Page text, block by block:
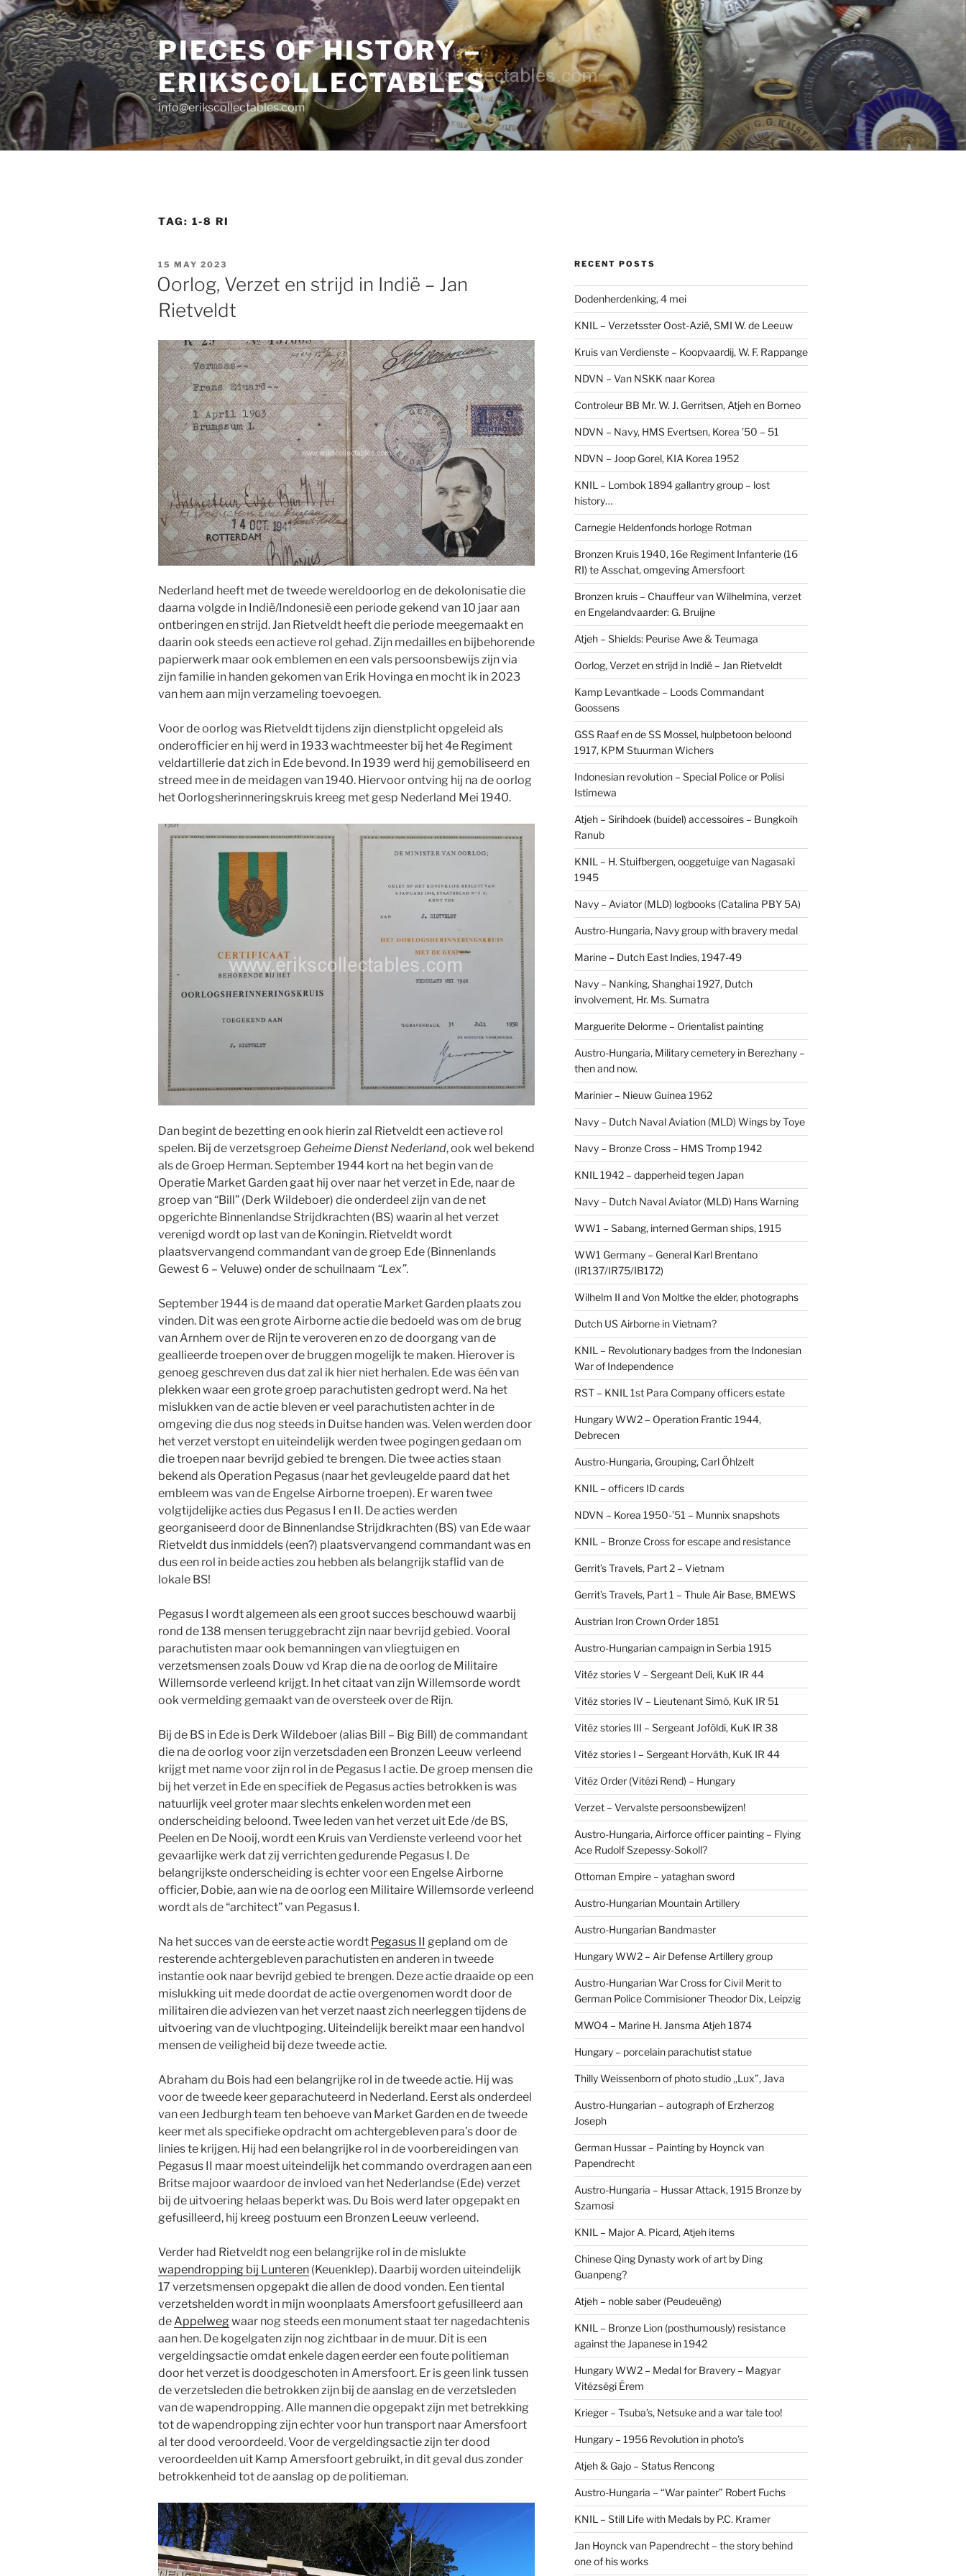
Skip
to
content
PIECES OF HISTORY –
ERIKSCOLLECTABLES
info@erikscollectables.com
TAG: 1-8 RI
POSTED
ON
15 MAY 2023
Oorlog, Verzet en strijd in Indië – Jan
Rietveldt
Nederland heeft met de tweede wereldoorlog en de dekolonisatie die
daarna volgde in Indië/Indonesië een periode gekend van 10 jaar aan
ontberingen en strijd. Jan Rietveldt heeft die periode meegemaakt en
daarin ook steeds een actieve rol gehad. Zijn medailles en bijbehorende
papierwerk maar ook emblemen en een vals persoonsbewijs zijn via
zijn familie in handen gekomen van Erik Hovinga en mocht ik in 2023
van hem aan mijn verzameling toevoegen.
Voor de oorlog was Rietveldt tijdens zijn dienstplicht opgeleid als
onderofficier en hij werd in 1933 wachtmeester bij het 4e Regiment
veldartillerie dat zich in Ede bevond. In 1939 werd hij gemobiliseerd en
streed mee in de meidagen van 1940. Hiervoor ontving hij na de oorlog
het Oorlogsherinneringskruis kreeg met gesp Nederland Mei 1940.
Dan begint de bezetting en ook hierin zal Rietveldt een actieve rol
spelen. Bij de verzetsgroep Geheime Dienst Nederland, ook wel bekend
als de Groep Herman. September 1944 kort na het begin van de
Operatie Market Garden gaat hij over naar het verzet in Ede, naar de
groep van “Bill” (Derk Wildeboer) die onderdeel zijn van de net
opgerichte Binnenlandse Strijdkrachten (BS) waarin al het verzet
verenigd wordt op last van de Koningin. Rietveldt wordt
plaatsvervangend commandant van de groep Ede (Binnenlands
Gewest 6 – Veluwe) onder de schuilnaam “Lex”.
September 1944 is de maand dat operatie Market Garden plaats zou
vinden. Dit was een grote Airborne actie die bedoeld was om de brug
van Arnhem over de Rijn te veroveren en zo de doorgang van de
geallieerde troepen over de bruggen mogelijk te maken. Hierover is
genoeg geschreven dus dat zal ik hier niet herhalen. Ede was één van
plekken waar een grote groep parachutisten gedropt werd. Na het
mislukken van de actie bleven er veel parachutisten achter in de
omgeving die dus nog steeds in Duitse handen was. Velen werden door
het verzet verstopt en uiteindelijk werden twee pogingen gedaan om
die troepen naar bevrijd gebied te brengen. Die twee acties staan
bekend als Operation Pegasus (naar het gevleugelde paard dat het
embleem was van de Engelse Airborne troepen). Er waren twee
volgtijdelijke acties dus Pegasus I en II. De acties werden
georganiseerd door de Binnenlandse Strijdkrachten (BS) van Ede waar
Rietveldt dus inmiddels (een?) plaatsvervangend commandant was en
dus een rol in beide acties zou hebben als belangrijk staflid van de
lokale BS!
Pegasus I wordt algemeen als een groot succes beschouwd waarbij
rond de 138 mensen teruggebracht zijn naar bevrijd gebied. Vooral
parachutisten maar ook bemanningen van vliegtuigen en
verzetsmensen zoals Douw vd Krap die na de oorlog de Militaire
Willemsorde verleend krijgt. In het citaat van zijn Willemsorde wordt
ook vermelding gemaakt van de oversteek over de Rijn.
Bij de BS in Ede is Derk Wildeboer (alias Bill – Big Bill) de commandant
die na de oorlog voor zijn verzetsdaden een Bronzen Leeuw verleend
krijgt met name voor zijn rol in de Pegasus I actie. De groep mensen die
bij het verzet in Ede en specifiek de Pegasus acties betrokken is was
natuurlijk veel groter maar slechts enkelen worden met een
onderscheiding beloond. Twee leden van het verzet uit Ede /de BS,
Peelen en De Nooij, wordt een Kruis van Verdienste verleend voor het
gevaarlijke werk dat zij verrichten gedurende Pegasus I. De
belangrijkste onderscheiding is echter voor een Engelse Airborne
officier, Dobie, aan wie na de oorlog een Militaire Willemsorde verleend
wordt als de “architect” van Pegasus I.
Na het succes van de eerste actie wordt Pegasus II gepland om de
resterende achtergebleven parachutisten en anderen in tweede
instantie ook naar bevrijd gebied te brengen. Deze actie draaide op een
mislukking uit mede doordat de actie overgenomen wordt door de
militairen die adviezen van het verzet naast zich neerleggen tijdens de
uitvoering van de vluchtpoging. Uiteindelijk bereikt maar een handvol
mensen de veiligheid bij deze tweede actie.
Abraham du Bois had een belangrijke rol in de tweede actie. Hij was
voor de tweede keer geparachuteerd in Nederland. Eerst als onderdeel
van een Jedburgh team ten behoeve van Market Garden en de tweede
keer met als specifieke opdracht om achtergebleven para’s door de
linies te krijgen. Hij had een belangrijke rol in de voorbereidingen van
Pegasus II maar moest uiteindelijk het commando overdragen aan een
Britse majoor waardoor de invloed van het Nederlandse (Ede) verzet
bij de uitvoering helaas beperkt was. Du Bois werd later opgepakt en
gefusilleerd, hij kreeg postuum een Bronzen Leeuw verleend.
Verder had Rietveldt nog een belangrijke rol in de mislukte
wapendropping bij Lunteren (Keuenklep). Daarbij worden uiteindelijk
17 verzetsmensen opgepakt die allen de dood vonden. Een tiental
verzetshelden wordt in mijn woonplaats Amersfoort gefusilleerd aan
deAppelwegwaar nog steeds een monument staat ter nagedachtenis
aan hen. De kogelgaten zijn nog zichtbaar in de muur. Dit is een
vergeldingsactie omdat enkele dagen eerder een foute politieman
door het verzet is doodgeschoten in Amersfoort. Er is geen link tussen
de verzetsleden die betrokken zijn bij de aanslag en de verzetsleden
van de wapendropping. Alle mannen die opgepakt zijn met betrekking
tot de wapendropping zijn echter voor hun transport naar Amersfoort
al ter dood veroordeeld. Voor de vergeldingsactie zijn ter dood
veroordeelden uit Kamp Amersfoort gebruikt, in dit geval dus zonder
betrokkenheid tot de aanslag op de politieman.
RECENT POSTS
Dodenherdenking, 4 mei
KNIL – Verzetsster Oost-Azië, SMI W. de Leeuw
Kruis van Verdienste – Koopvaardij, W. F. Rappange
NDVN – Van NSKK naar Korea
Controleur BB Mr. W. J. Gerritsen, Atjeh en Borneo
NDVN – Navy, HMS Evertsen, Korea ’50 – 51
NDVN – Joop Gorel, KIA Korea 1952
KNIL – Lombok 1894 gallantry group – lost
history…
Carnegie Heldenfonds horloge Rotman
Bronzen Kruis 1940, 16e Regiment Infanterie (16
RI) te Asschat, omgeving Amersfoort
Bronzen kruis – Chauffeur van Wilhelmina, verzet
en Engelandvaarder: G. Bruijne
Atjeh – Shields: Peurise Awe & Teumaga
Oorlog, Verzet en strijd in Indië – Jan Rietveldt
Kamp Levantkade – Loods Commandant
Goossens
GSS Raaf en de SS Mossel, hulpbetoon beloond
1917, KPM Stuurman Wichers
Indonesian revolution – Special Police or Polisi
Istimewa
Atjeh – Sirihdoek (buidel) accessoires – Bungkoih
Ranub
KNIL – H. Stuifbergen, ooggetuige van Nagasaki
1945
Navy – Aviator (MLD) logbooks (Catalina PBY 5A)
Austro-Hungaria, Navy group with bravery medal
Marine – Dutch East Indies, 1947-49
Navy – Nanking, Shanghai 1927, Dutch
involvement, Hr. Ms. Sumatra
Marguerite Delorme – Orientalist painting
Austro-Hungaria, Military cemetery in Berezhany –
then and now.
Marinier – Nieuw Guinea 1962
Navy – Dutch Naval Aviation (MLD) Wings by Toye
Navy – Bronze Cross – HMS Tromp 1942
KNIL 1942 – dapperheid tegen Japan
Navy – Dutch Naval Aviator (MLD) Hans Warning
WW1 – Sabang, interned German ships, 1915
WW1 Germany – General Karl Brentano
(IR137/IR75/IB172)
Wilhelm II and Von Moltke the elder, photographs
Dutch US Airborne in Vietnam?
KNIL – Revolutionary badges from the Indonesian
War of Independence
RST – KNIL 1st Para Company officers estate
Hungary WW2 – Operation Frantic 1944,
Debrecen
Austro-Hungaria, Grouping, Carl Öhlzelt
KNIL – officers ID cards
NDVN – Korea 1950-’51 – Munnix snapshots
KNIL – Bronze Cross for escape and resistance
Gerrit’s Travels, Part 2 – Vietnam
Gerrit’s Travels, Part 1 – Thule Air Base, BMEWS
Austrian Iron Crown Order 1851
Austro-Hungarian campaign in Serbia 1915
Vitéz stories V – Sergeant Deli, KuK IR 44
Vitéz stories IV – Lieutenant Simó, KuK IR 51
Vitéz stories III – Sergeant Joföldi, KuK IR 38
Vitéz stories I – Sergeant Horváth, KuK IR 44
Vitéz Order (Vitézi Rend) – Hungary
Verzet – Vervalste persoonsbewijzen!
Austro-Hungaria, Airforce officer painting – Flying
Ace Rudolf Szepessy-Sokoll?
Ottoman Empire – yataghan sword
Austro-Hungarian Mountain Artillery
Austro-Hungarian Bandmaster
Hungary WW2 – Air Defense Artillery group
Austro-Hungarian War Cross for Civil Merit to
German Police Commisioner Theodor Dix, Leipzig
MWO4 – Marine H. Jansma Atjeh 1874
Hungary – porcelain parachutist statue
Thilly Weissenborn of photo studio ,,Lux”, Java
Austro-Hungarian – autograph of Erzherzog
Joseph
German Hussar – Painting by Hoynck van
Papendrecht
Austro-Hungaria – Hussar Attack, 1915 Bronze by
Szamosi
KNIL – Major A. Picard, Atjeh items
Chinese Qing Dynasty work of art by Ding
Guanpeng?
Atjeh – noble saber (Peudeuëng)
KNIL – Bronze Lion (posthumously) resistance
against the Japanese in 1942
Hungary WW2 – Medal for Bravery – Magyar
Vitézségi Érem
Krieger – Tsuba’s, Netsuke and a war tale too!
Hungary – 1956 Revolution in photo’s
Atjeh & Gajo – Status Rencong
Austro-Hungaria – “War painter” Robert Fuchs
KNIL – Still Life with Medals by P.C. Kramer
Jan Hoynck van Papendrecht – the story behind
one of his works